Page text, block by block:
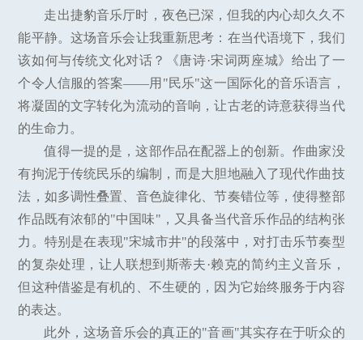
走出捷豹音乐厅时，夜色已深，但我的内心却久久不
能平静。这场音乐会让我重新思考：在当代语境下，我们
该如何与传统文化对话？《唐诗·宋词两座城》给出了一
个令人信服的答案——用"民乐"这一国际化的音乐语言，
将凝固的文字转化为流动的音响，让古老的诗意获得当代
的生命力。
值得一提的是，这部作品在配器上的创新。作曲家没
有拘泥于传统民乐的编制，而是大胆地融入了现代作曲技
法，如多调性叠置、音色旋律化、节奏错位等，使得整部
作品既有浓郁的"中国味"，又具备当代音乐作品的结构张
力。特别是在表现"宋城市井"的段落中，对打击乐节奏型
的复杂处理，让人联想到斯蒂夫·赖克的简约主义音乐，
但这种借鉴是有机的、不生硬的，因为它始终服务于内容
的表达。
此外，这场音乐会的真正的"音画"其实存在于听众的